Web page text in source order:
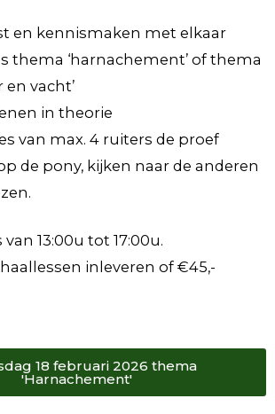
en kennismaken met elkaar
thema ‘harnachement’ of thema
en vacht’
in theorie
van max. 4 ruiters de proef
de pony, kijken naar de anderen
13:00u tot 17:00u.
inleveren of €45,-
18 februari 2026 thema
'Harnachement'